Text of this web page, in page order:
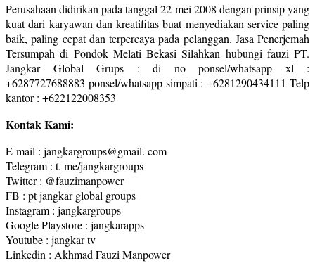
Perusahaan didirikan pada tanggal 22 mei 2008 dengan prinsip yang
kuat dari karyawan dan kreatifitas buat menyediakan service paling
baik, paling cepat dan terpercaya pada pelanggan. Jasa Penerjemah
Tersumpah di Pondok Melati Bekasi Silahkan hubungi fauzi PT.
Jangkar Global Grups : di no ponsel/whatsapp xl :
+6287727688883 ponsel/whatsapp simpati : +6281290434111 Telp
kantor : +622122008353
Kontak Kami:
E-mail : jangkargroups@gmail. com
Telegram : t. me/jangkargroups
Twitter : @fauzimanpower
FB : pt jangkar global groups
Instagram : jangkargroups
Google Playstore : jangkarapps
Youtube : jangkar tv
Linkedin : Akhmad Fauzi Manpower